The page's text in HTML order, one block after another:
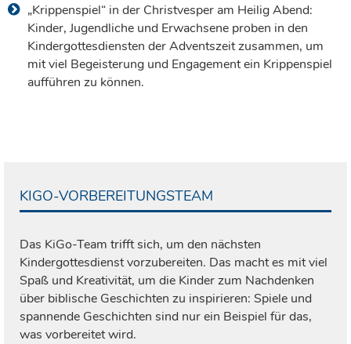
„Krippenspiel“ in der Christvesper am Heilig Abend:
Kinder, Jugendliche und Erwachsene proben in den
Kindergottesdiensten der Adventszeit zusammen, um
mit viel Begeisterung und Engagement ein Krippenspiel
aufführen zu können.
KIGO-VORBEREITUNGSTEAM
Das KiGo-Team trifft sich, um den nächsten
Kindergottesdienst vorzubereiten. Das macht es mit viel
Spaß und Kreativität, um die Kinder zum Nachdenken
über biblische Geschichten zu inspirieren: Spiele und
spannende Geschichten sind nur ein Beispiel für das,
was vorbereitet wird.